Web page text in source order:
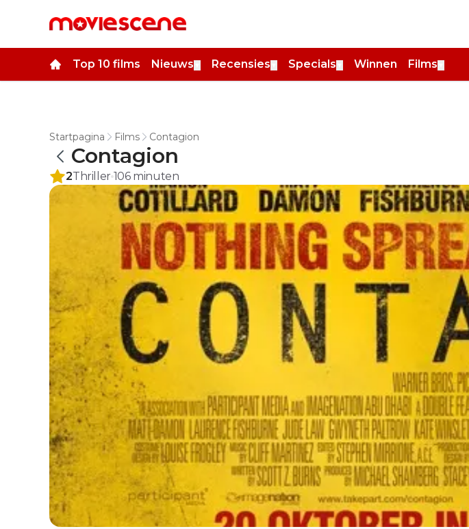
Top 10 films Nieuws Recensies Specials Winnen Films
Startpagina Films Contagion
Contagion
2Thriller 106minuten